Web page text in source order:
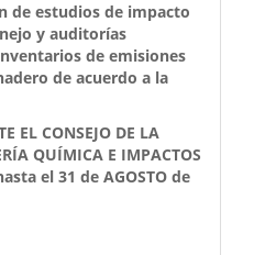
de estudios de impacto
y auditorías
de emisiones
de acuerdo a la
EL CONSEJO DE LA
QUÍMICA E IMPACTOS
el 31 de AGOSTO de